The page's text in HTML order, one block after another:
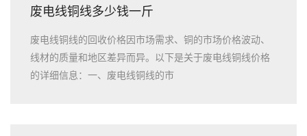
废电线铜线多少钱一斤
废电线铜线的回收价格因市场需求、铜的市场价格波动、
线材的质量和地区差异而异。以下是关于废电线铜线价格
的详细信息：一、废电线铜线的市